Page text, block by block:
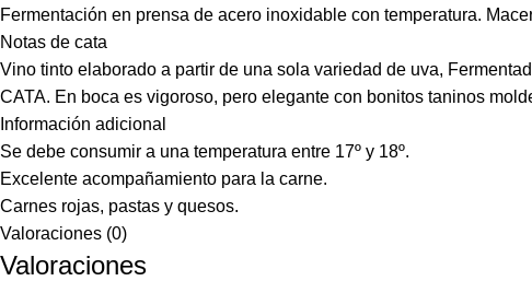
Fermentación en prensa de acero inoxidable con temperatura.
Notas de cata
Vino tinto elaborado a partir de una sola variedad de uva,
CATA. En boca es vigoroso, pero elegante con bonitos taninos
Información adicional
Se debe consumir a una temperatura entre 17º y 18º.
Excelente acompañamiento para la carne.
Carnes rojas, pastas y quesos.
Valoraciones (0)
Valoraciones